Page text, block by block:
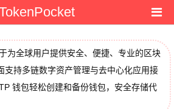
为全球用户提供安全、便捷、专业的区块
支持多链数字资产管理与去中心化应用接
钱包轻松创建和备份钱包，安全存储代